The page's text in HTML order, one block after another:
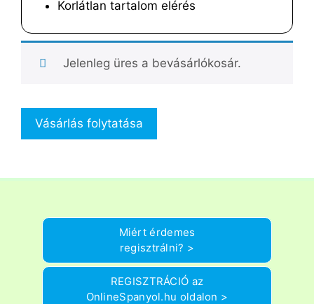
Korlátlan tartalom elérés
Jelenleg üres a bevásárlókosár.
Vásárlás folytatása
Miért érdemes
regisztrálni? >
REGISZTRÁCIÓ az
OnlineSpanyol.hu oldalon >